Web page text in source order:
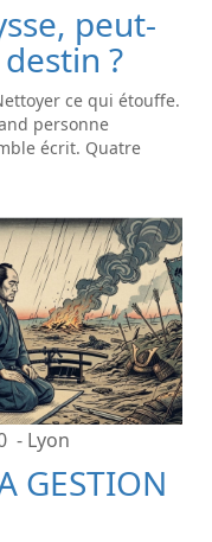
peut-
?
ce qui étouffe.
personne
écrit. Quatre
- Lyon
GESTION